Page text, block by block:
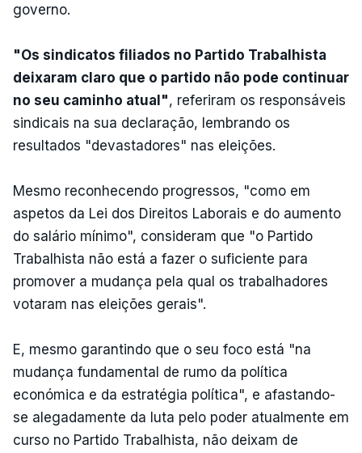
governo.
"Os sindicatos filiados no Partido Trabalhista
deixaram claro que o partido não pode continuar
no seu caminho atual", referiram os responsáveis
sindicais na sua declaração, lembrando os
resultados "devastadores" nas eleições.
Mesmo reconhecendo progressos, "como em
aspetos da Lei dos Direitos Laborais e do aumento
do salário mínimo", consideram que "o Partido
Trabalhista não está a fazer o suficiente para
promover a mudança pela qual os trabalhadores
votaram nas eleições gerais".
E, mesmo garantindo que o seu foco está "na
mudança fundamental de rumo da política
económica e da estratégia política", e afastando-
se alegadamente da luta pelo poder atualmente em
curso no Partido Trabalhista, não deixam de